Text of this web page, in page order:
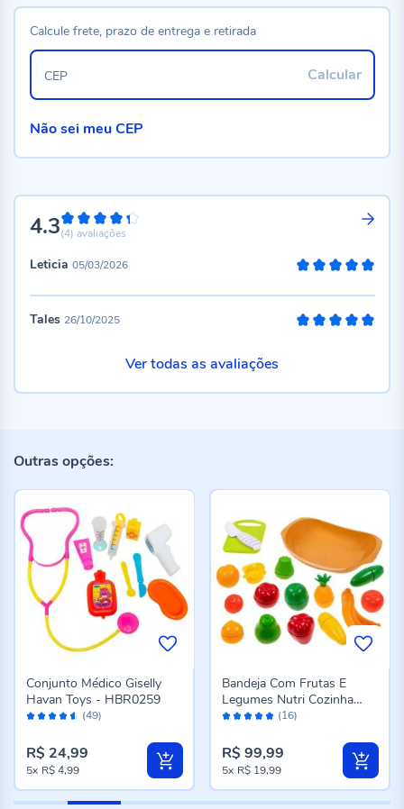
4.386%
(4) avaliações
Leticia 05/03/2026
Tales 26/10/2025
Ver todas as avaliações
Calcule frete, prazo de entrega e retirada
Calcular
CEP
Não sei meu CEP
Outras opções:
Avaliação: (49)
Conjunto Médico Giselly
Havan Toys - HBR0259
R$ 24,99
5x R$ 4,99
Avaliação: (16)
Bandeja Com Frutas E
Legumes Nutri Cozinha
Tateti - 303
R$ 99,99
5x R$ 19,99